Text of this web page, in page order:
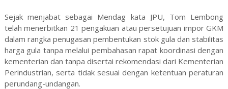
Sejak menjabat sebagai Mendag kata JPU, Tom Lembong
telah menerbitkan 21 pengakuan atau persetujuan impor GKM
dalam rangka penugasan pembentukan stok gula dan stabilitas
harga gula tanpa melalui pembahasan rapat koordinasi dengan
kementerian dan tanpa disertai rekomendasi dari Kementerian
Perindustrian, serta tidak sesuai dengan ketentuan peraturan
perundang-undangan.